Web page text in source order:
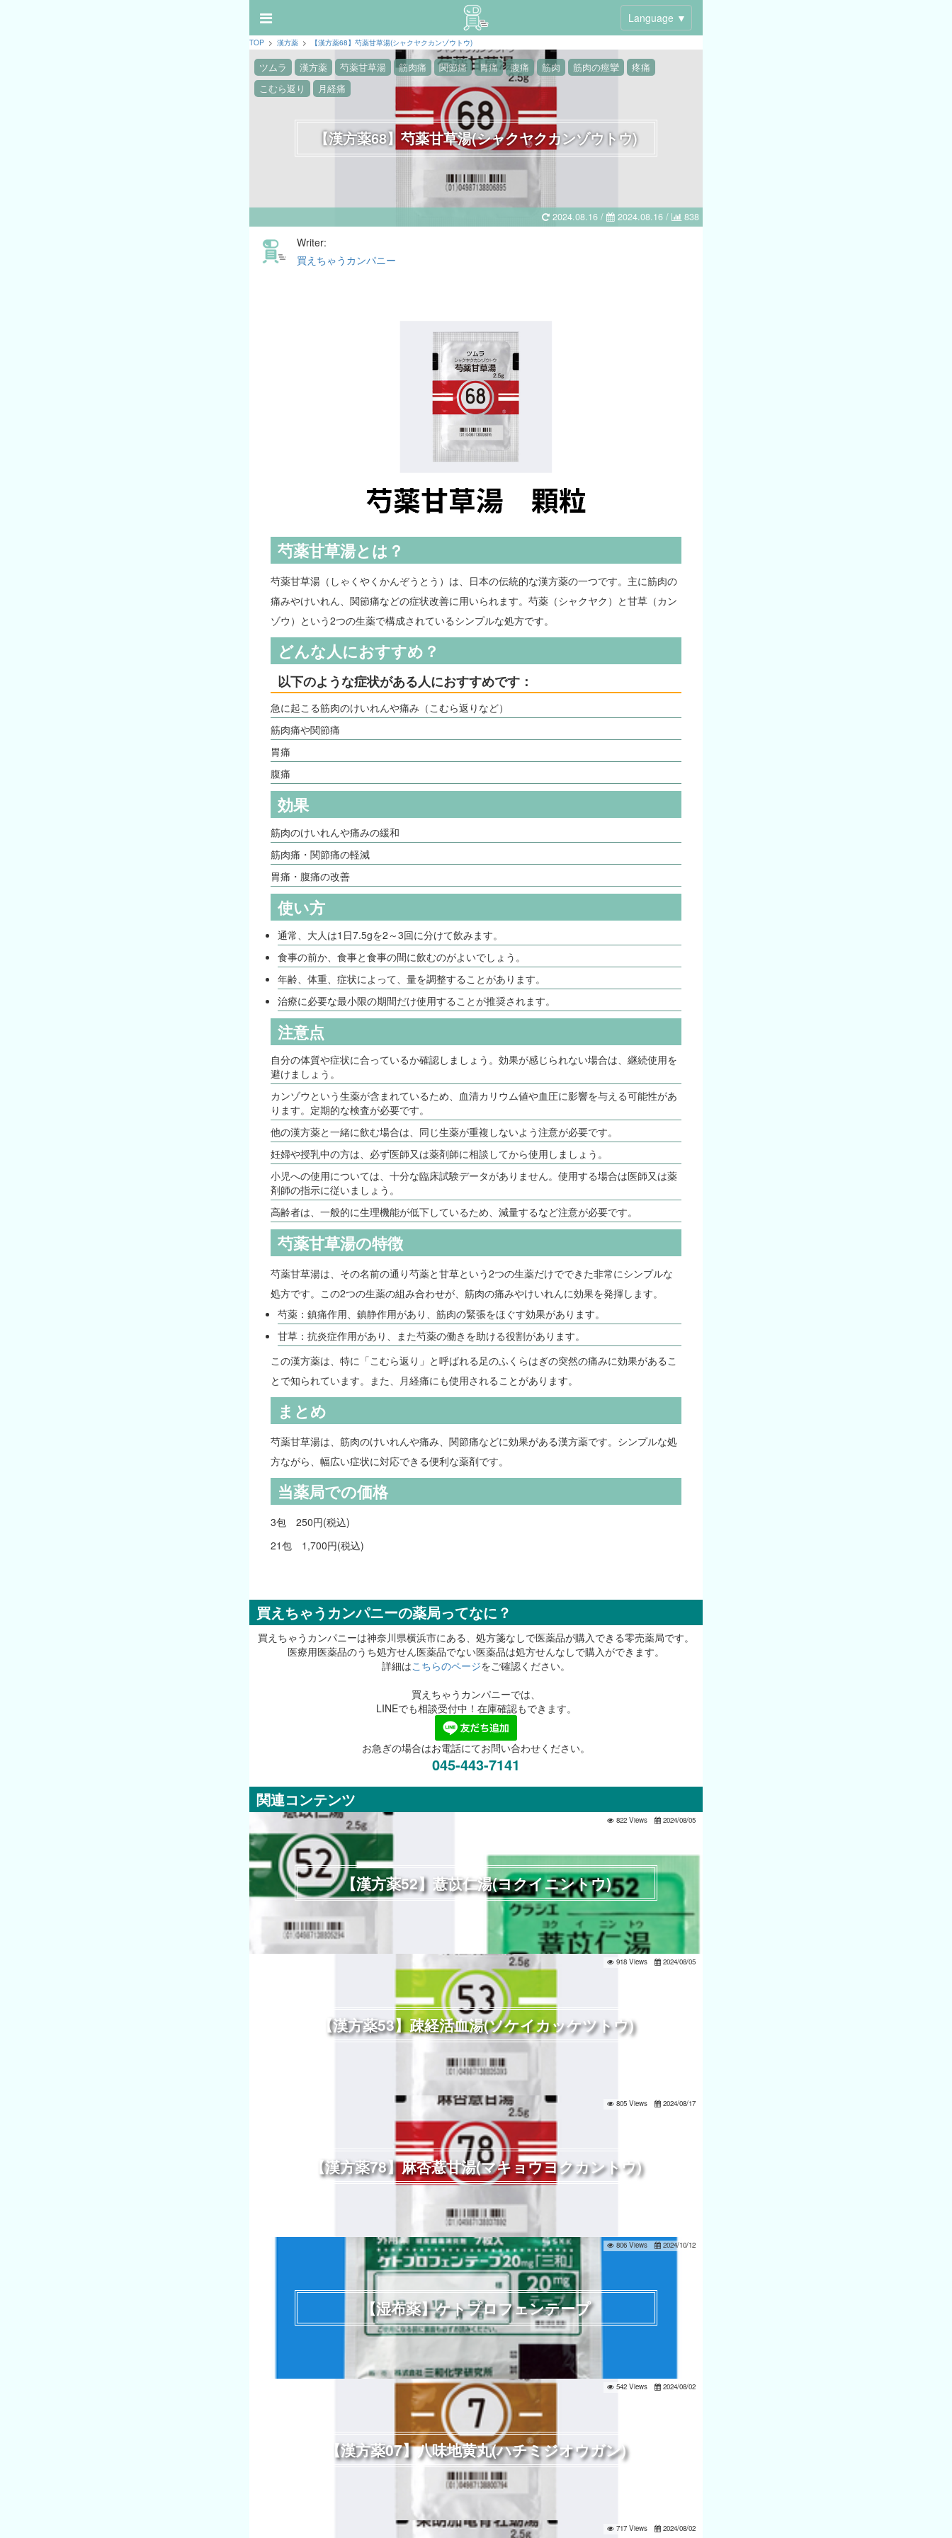
Language ▼
TOP > 漢方薬 > 【漢方薬68】芍薬甘草湯(シャクヤクカンゾウトウ)
ツムラ 漢方薬 芍薬甘草湯 筋肉痛 関節痛 胃痛 腹痛 筋肉 筋肉の痙攣
疼痛
こむら返り
月経痛
【漢方薬68】芍薬甘草湯(シャクヤクカンゾウトウ)
2024.08.16 / 2024.08.16 / 838
Writer:
買えちゃうカンパニー
芍薬甘草湯とは？
芍薬甘草湯（しゃくやくかんぞうとう）は、日本の伝統的な漢方薬の一つです。主に筋肉の
痛みやけいれん、関節痛などの症状改善に用いられます。芍薬（シャクヤク）と甘草（カン
ゾウ）という2つの生薬で構成されているシンプルな処方です。
どんな人におすすめ？
以下のような症状がある人におすすめです：
急に起こる筋肉のけいれんや痛み（こむら返りなど）
筋肉痛や関節痛
胃痛
腹痛
効果
筋肉のけいれんや痛みの緩和
筋肉痛・関節痛の軽減
胃痛・腹痛の改善
使い方
通常、大人は1日7.5gを2～3回に分けて飲みます。
食事の前か、食事と食事の間に飲むのがよいでしょう。
年齢、体重、症状によって、量を調整することがあります。
治療に必要な最小限の期間だけ使用することが推奨されます。
注意点
自分の体質や症状に合っているか確認しましょう。効果が感じられない場合は、継続使用を
避けましょう。
カンゾウという生薬が含まれているため、血清カリウム値や血圧に影響を与える可能性があ
ります。定期的な検査が必要です。
他の漢方薬と一緒に飲む場合は、同じ生薬が重複しないよう注意が必要です。
妊婦や授乳中の方は、必ず医師又は薬剤師に相談してから使用しましょう。
小児への使用については、十分な臨床試験データがありません。使用する場合は医師又は薬
剤師の指示に従いましょう。
高齢者は、一般的に生理機能が低下しているため、減量するなど注意が必要です。
芍薬甘草湯の特徴
芍薬甘草湯は、その名前の通り芍薬と甘草という2つの生薬だけでできた非常にシンプルな
処方です。この2つの生薬の組み合わせが、筋肉の痛みやけいれんに効果を発揮します。
芍薬：鎮痛作用、鎮静作用があり、筋肉の緊張をほぐす効果があります。
甘草：抗炎症作用があり、また芍薬の働きを助ける役割があります。
この漢方薬は、特に「こむら返り」と呼ばれる足のふくらはぎの突然の痛みに効果があるこ
とで知られています。また、月経痛にも使用されることがあります。
まとめ
芍薬甘草湯は、筋肉のけいれんや痛み、関節痛などに効果がある漢方薬です。シンプルな処
方ながら、幅広い症状に対応できる便利な薬剤です。
当薬局での価格
3包 250円(税込)
21包 1,700円(税込)
買えちゃうカンパニーの薬局ってなに？
買えちゃうカンパニーは神奈川県横浜市にある、処方箋なしで医薬品が購入できる零売薬局です。
医療用医薬品のうち処方せん医薬品でない医薬品は処方せんなしで購入ができます。
詳細はこちらのページをご確認ください。
買えちゃうカンパニーでは、
LINEでも相談受付中！在庫確認もできます。
お急ぎの場合はお電話にてお問い合わせください。
045-443-7141
関連コンテンツ
【漢方薬52】薏苡仁湯(ヨクイニントウ)
822 Views 2024/08/05
【漢方薬53】疎経活血湯(ソケイカッケツトウ)
918 Views 2024/08/05
【漢方薬78】麻杏薏甘湯(マキョウヨクカントウ)
805 Views 2024/08/17
【湿布薬】ケトプロフェンテープ
806 Views 2024/10/12
【漢方薬07】八味地黄丸(ハチミジオウガン)
542 Views 2024/08/02
717 Views 2024/08/02